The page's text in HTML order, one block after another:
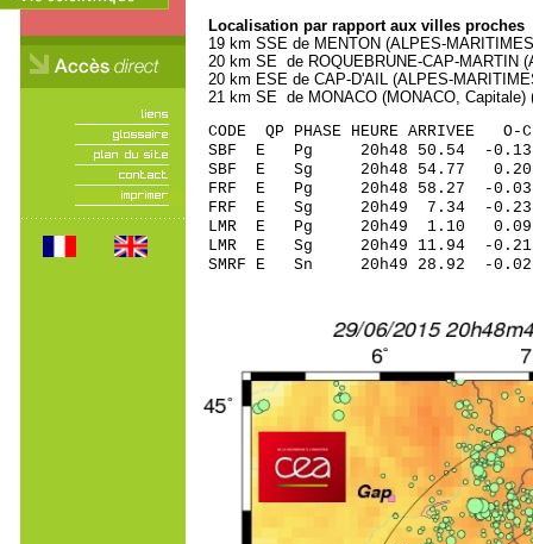
Localisation par rapport aux villes proches
19 km SSE de MENTON (ALPES-
20 km SE de ROQUEBRUNE-CAP-MARTIN
20 km ESE de CAP-D'AIL (ALPES-
21 km SE de MONACO (MONACO, Capitale)
CODE QP PHASE HEURE
SBF E Pg 20h48 50.54 -
SBF E Sg 20h48 54.77
FRF E Pg 20h48 58.27 -
FRF E Sg 20h49 7.34 -
LMR E Pg 20h49 1.10 0.09
LMR E Sg 20h49 11.94 -
SMRF E Sn 20h49 28.92 -